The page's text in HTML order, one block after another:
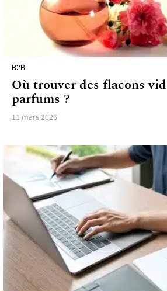
B2B
Où trouver des flacons
parfums ?
11 mars 2026